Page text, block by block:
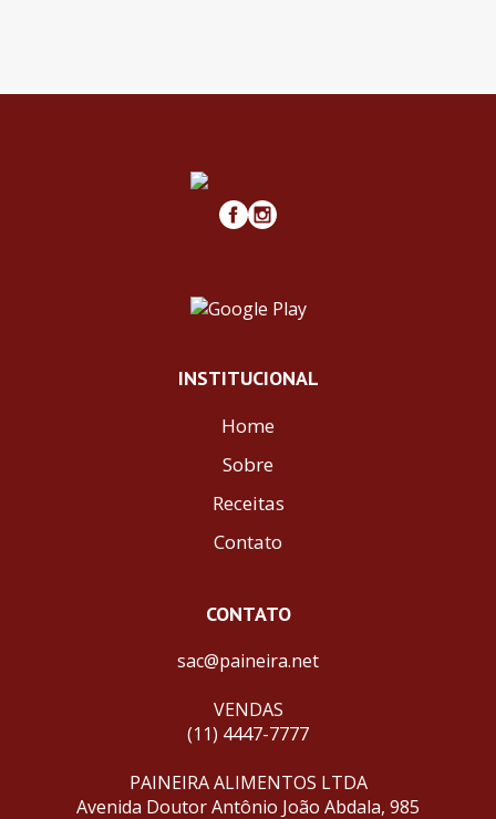
INSTITUCIONAL
Home
Sobre
Receitas
Contato
CONTATO
sac@paineira.net
VENDAS
(11) 4447-7777
PAINEIRA ALIMENTOS LTDA
Avenida Doutor Antônio João Abdala, 985